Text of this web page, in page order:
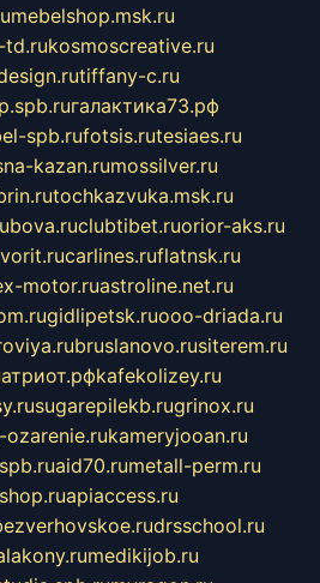
mebelshop.msk.ru
td.rukosmoscreative.ru
tiffany-c.ru
галактика73.рф
spb.rufotsis.rutesiaes.ru
kazan.rumossilver.ru
tochkazvuka.msk.ru
clubtibet.ruorior-aks.ru
carlines.ruflatnsk.ru
motor.ruastroline.net.ru
gidlipetsk.ruooo-driada.ru
bruslanovo.rusiterem.ru
kafekolizey.ru
sugarepilekb.rugrinox.ru
ozarenie.rukameryjooan.ru
aid70.rumetall-perm.ru
apiaccess.ru
drsschool.ru
medikijob.ru